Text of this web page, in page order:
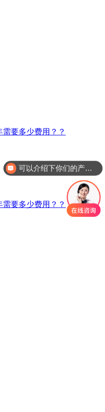
要多少费用？？
要多少费用？？
你们是怎么收费的呢